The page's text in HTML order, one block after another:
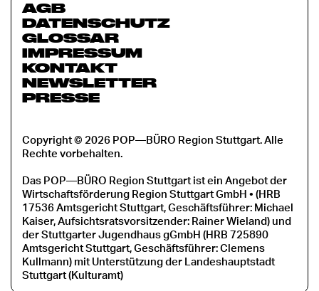
AGB
DATENSCHUTZ
GLOSSAR
IMPRESSUM
KONTAKT
NEWSLETTER
PRESSE
Copyright © 2026 POP—BÜRO Region Stuttgart. Alle
Rechte vorbehalten.
Das POP—BÜRO Region Stuttgart ist ein Angebot der
Wirtschaftsförderung Region Stuttgart GmbH • (HRB
17536 Amtsgericht Stuttgart, Geschäftsführer: Michael
Kaiser, Aufsichtsratsvorsitzender: Rainer Wieland) und
der Stuttgarter Jugendhaus gGmbH (HRB 725890
Amtsgericht Stuttgart, Geschäftsführer: Clemens
Kullmann) mit Unterstützung der Landeshauptstadt
Stuttgart (Kulturamt)